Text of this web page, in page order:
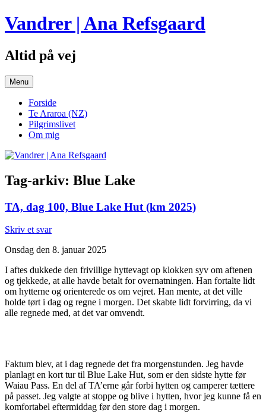
Hop
til
Vandrer | Ana Refsgaard
Altid på vej
Menu
Forside
Te Araroa (NZ)
Pilgrimslivet
Om mig
Tag-arkiv: Blue Lake
TA, dag 100, Blue Lake Hut (km 2025)
Skriv et svar
Onsdag den 8. januar 2025
I aftes dukkede den frivillige hyttevagt op klokken syv om aftenen
og tjekkede, at alle havde betalt for overnatningen. Han fortalte lidt
om hytterne og orienterede os om vejret. Han mente, at det ville
holde tørt i dag og regne i morgen. Det skabte lidt forvirring, da vi
alle regnede med, at det var omvendt.
Faktum blev, at i dag regnede det fra morgenstunden. Jeg havde
planlagt en kort tur til Blue Lake Hut, som er den sidste hytte før
Waiau Pass. En del af TA’erne går forbi hytten og camperer tættere
på passet. Jeg valgte at stoppe og blive i hytten, hvor jeg kunne få en
komfortabel eftermiddag før den store dag i morgen.